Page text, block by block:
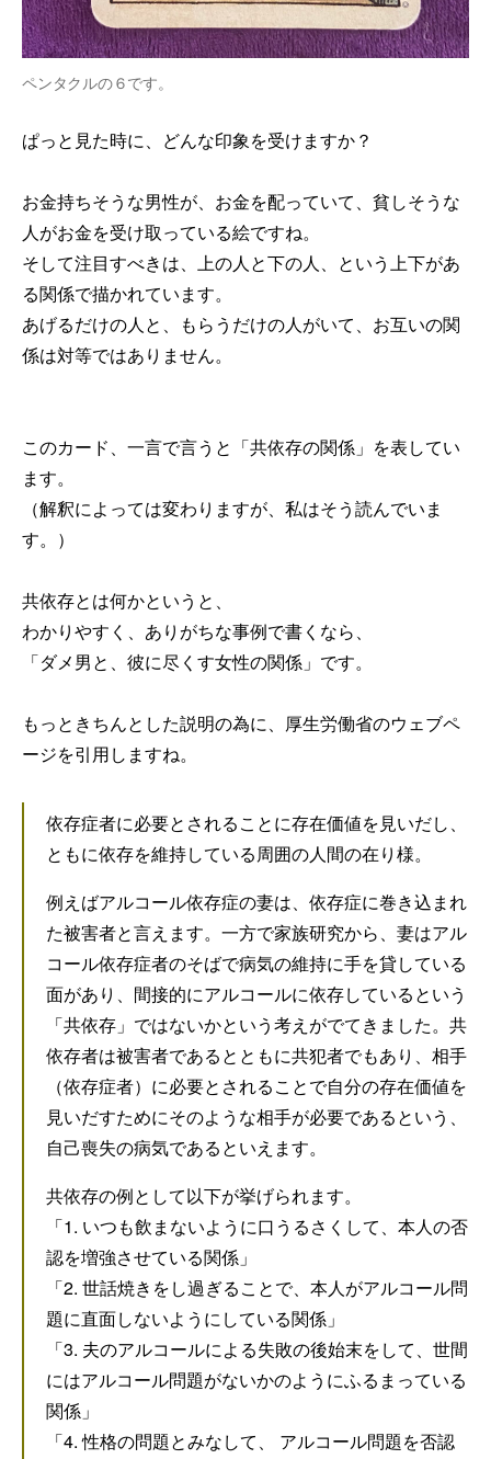
ペンタクルの６です。
ぱっと見た時に、どんな印象を受けますか？
お金持ちそうな男性が、お金を配っていて、貧しそうな
人がお金を受け取っている絵ですね。
そして注目すべきは、上の人と下の人、という上下があ
る関係で描かれています。
あげるだけの人と、もらうだけの人がいて、お互いの関
係は対等ではありません。
このカード、一言で言うと「共依存の関係」を表してい
ます。
（解釈によっては変わりますが、私はそう読んでいま
す。）
共依存とは何かというと、
わかりやすく、ありがちな事例で書くなら、
「ダメ男と、彼に尽くす女性の関係」です。
もっときちんとした説明の為に、厚生労働省のウェブペ
ージを引用しますね。
依存症者に必要とされることに存在価値を見いだし、
ともに依存を維持している周囲の人間の在り様。
例えばアルコール依存症の妻は、依存症に巻き込まれ
た被害者と言えます。一方で家族研究から、妻はアル
コール依存症者のそばで病気の維持に手を貸している
面があり、間接的にアルコールに依存しているという
「共依存」ではないかという考えがでてきました。共
依存者は被害者であるとともに共犯者でもあり、相手
（依存症者）に必要とされることで自分の存在価値を
見いだすためにそのような相手が必要であるという、
自己喪失の病気であるといえます。
共依存の例として以下が挙げられます。
「1. いつも飲まないように口うるさくして、本人の否
認を増強させている関係」
「2. 世話焼きをし過ぎることで、本人がアルコール問
題に直面しないようにしている関係」
「3. 夫のアルコールによる失敗の後始末をして、世間
にはアルコール問題がないかのようにふるまっている
関係」
「4. 性格の問題とみなして、 アルコール問題を否認